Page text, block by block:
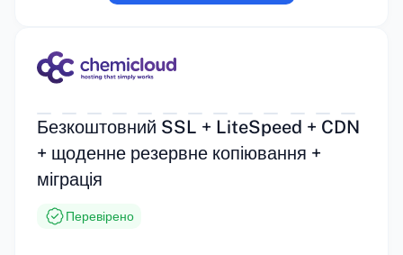
Безкоштовний SSL + LiteSpeed + CDN
+ щоденне резервне копіювання +
міграція
Перевірено